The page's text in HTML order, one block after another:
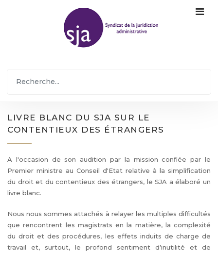
LIVRE BLANC DU SJA SUR LE
CONTENTIEUX DES ÉTRANGERS
A l'occasion de son audition par la mission confiée par le
Premier ministre au Conseil d'Etat relative à la simplification
du droit et du contentieux des étrangers, le SJA a élaboré un
livre blanc.
Nous nous sommes attachés à relayer les multiples difficultés
que rencontrent les magistrats en la matière, la complexité
du droit et des procédures, les effets induits de charge de
travail et, surtout, le profond sentiment d’inutilité et de